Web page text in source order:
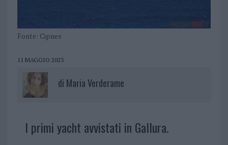
Fonte: Cipnes
11 MAGGIO 2023
di Maria Verderame
I primi yacht avvistati in Gallura.